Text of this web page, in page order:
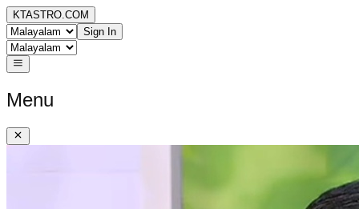
KTASTRO.COM
Sign In
Menu